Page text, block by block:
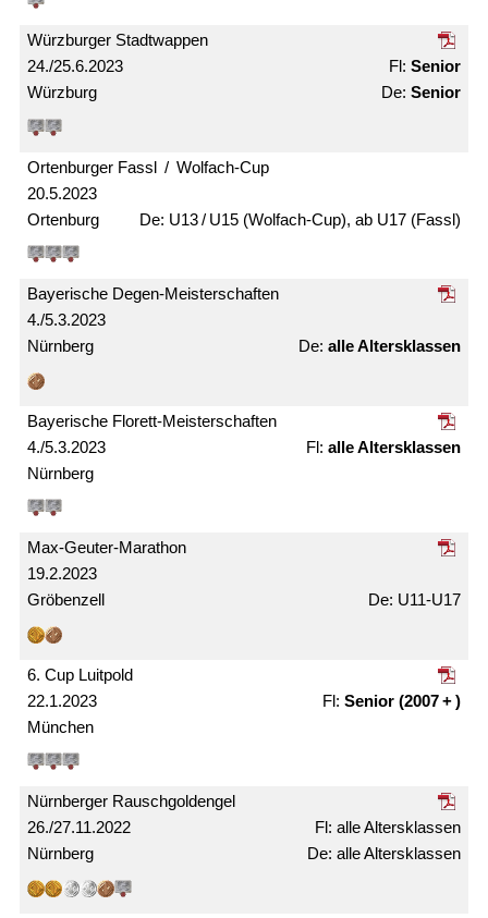
24./25.6.2023
Würzburger Stadtwappen
Würzburg
Senior
Senior
20.5.2023
Ortenburger Fassl / Wolfach-Cup
Ortenburg U13 / U15 (Wolfach-Cup), ab U17 (Fassl)
4./5.3.2023
Bayerische Degen-Meister­schaften
Nürnberg alle Alters­klassen
4./5.3.2023
Bayerische Florett-Meister­schaften
Nürnberg
alle Alters­klassen
19.2.2023
Max-Geuter-Marathon
Gröbenzell U11-U17
22.1.2023
6. Cup Luitpold
München
Senior (2007 + )
26./27.11.2022
Nürnberger Rausch­gold­engel
Nürnberg
alle Alters­klassen
alle Alters­klassen